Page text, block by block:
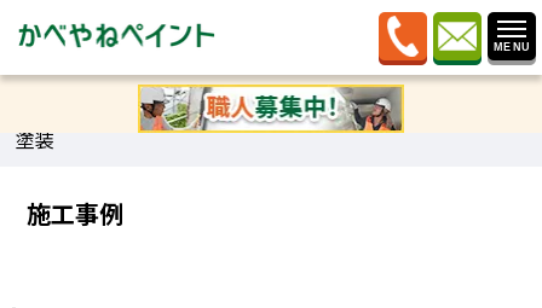
施工事例»姫路市 築２８年のお家 ２回目の
塗替え 外壁塗装はｱｽﾃｯｸﾍﾟｲﾝﾄのラジカルシリコンGHで
塗装
施工事例